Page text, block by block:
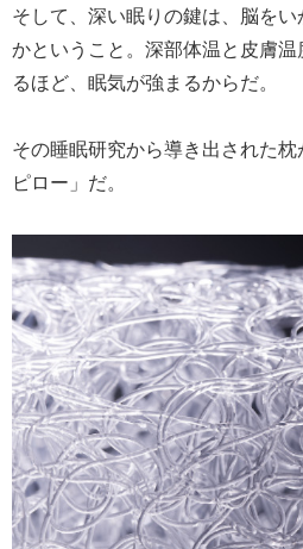
そして、深い眠りの鍵は、脳を
かということ。深部体温と皮膚
るほど、眠気が強まるからだ。
その睡眠研究から導き出された
ピロー」だ。